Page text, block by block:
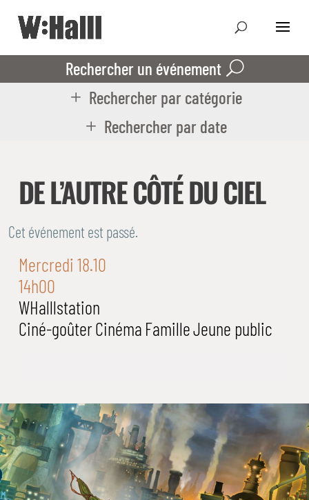
Rechercher un événement
Rechercher par catégorie
Rechercher par date
DE L’AUTRE CÔTÉ DU CIEL
Cet événement est passé.
Mercredi 18.10
14h00
WHalllstation
Ciné-goûterCinéma FamilleJeune public